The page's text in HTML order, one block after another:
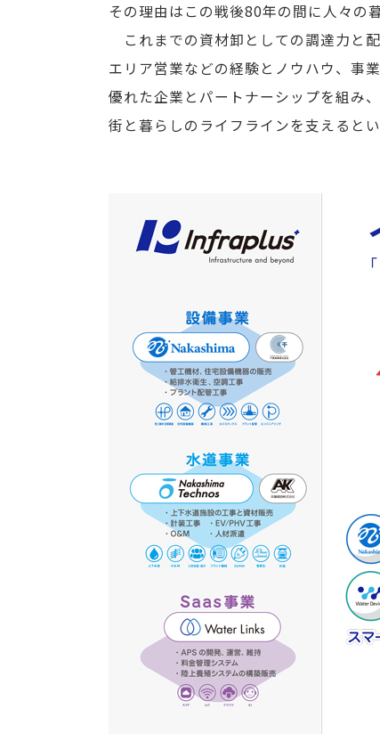
その理由はこの戦後80年の間に人々の
これまでの資材卸としての調達力と
エリア営業などの経験とノウハウ、事
優れた企業とパートナーシップを組み
街と暮らしのライフラインを支えると